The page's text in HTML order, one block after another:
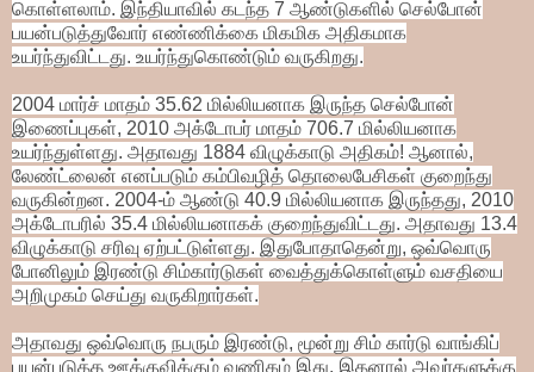
கொள்ளலாம். இந்தியாவில் கடந்த 7 ஆண்டுகளில் செல்போன்
பயன்படுத்துவோர் எண்ணிக்கை மிகமிக அதிகமாக
உயர்ந்துவிட்டது. உயர்ந்துகொண்டும் வருகிறது.
2004 மார்ச் மாதம் 35.62 மில்லியனாக இருந்த செல்போன்
இணைப்புகள், 2010 அக்டோபர் மாதம் 706.7 மில்லியனாக
உயர்ந்துள்ளது. அதாவது 1884 விழுக்காடு அதிகம்! ஆனால்,
லேண்ட்லைன் எனப்படும் கம்பிவழித் தொலைபேசிகள் குறைந்து
வருகின்றன. 2004-ம் ஆண்டு 40.9 மில்லியனாக இருந்தது, 2010
அக்டோபரில் 35.4 மில்லியனாகக் குறைந்துவிட்டது. அதாவது 13.4
விழுக்காடு சரிவு ஏற்பட்டுள்ளது. இதுபோதாதென்று, ஒவ்வொரு
போனிலும் இரண்டு சிம்கார்டுகள் வைத்துக்கொள்ளும் வசதியை
அறிமுகம் செய்து வருகிறார்கள்.
அதாவது ஒவ்வொரு நபரும் இரண்டு, மூன்று சிம் கார்டு வாங்கிப்
பயன்படுத்த ஊக்குவிக்கும் வணிகம் இது. இதனால் அவர்களுக்கு